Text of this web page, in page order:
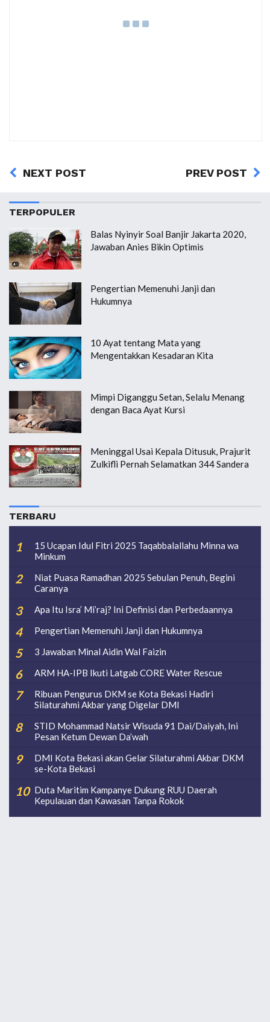
NEXT POST PREV POST
TERPOPULER
Balas Nyinyir Soal Banjir Jakarta 2020,
Jawaban Anies Bikin Optimis
Pengertian Memenuhi Janji dan
Hukumnya
10 Ayat tentang Mata yang
Mengentakkan Kesadaran Kita
Mimpi Diganggu Setan, Selalu Menang
dengan Baca Ayat Kursi
Meninggal Usai Kepala Ditusuk, Prajurit
Zulkifli Pernah Selamatkan 344 Sandera
TERBARU
15 Ucapan Idul Fitri 2025 Taqabbalallahu Minna wa
Minkum
Niat Puasa Ramadhan 2025 Sebulan Penuh, Begini
Caranya
Apa Itu Isra’ Mi’raj? Ini Definisi dan Perbedaannya
Pengertian Memenuhi Janji dan Hukumnya
3 Jawaban Minal Aidin Wal Faizin
ARM HA-IPB Ikuti Latgab CORE Water Rescue
Ribuan Pengurus DKM se Kota Bekasi Hadiri
Silaturahmi Akbar yang Digelar DMI
STID Mohammad Natsir Wisuda 91 Dai/Daiyah, Ini
Pesan Ketum Dewan Da’wah
DMI Kota Bekasi akan Gelar Silaturahmi Akbar DKM
se-Kota Bekasi
Duta Maritim Kampanye Dukung RUU Daerah
Kepulauan dan Kawasan Tanpa Rokok